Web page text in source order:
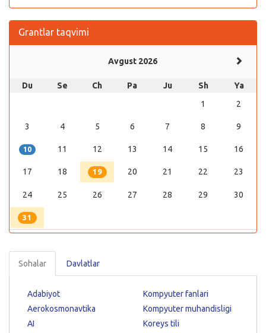
Grantlar taqvimi
Avgust 2026
Du Se Ch Pa Ju Sh
Ya
1
2
3 4 5 6 7 8 9
10 11 12 13 14 15 16
17 18 19 20 21 22 23
24 25 26 27 28 29 30
31
Sohalar Davlatlar
Adabiyot
Aerokosmonavtika
AI
Kompyuter fanlari
Kompyuter muhandisligi
Koreys tili